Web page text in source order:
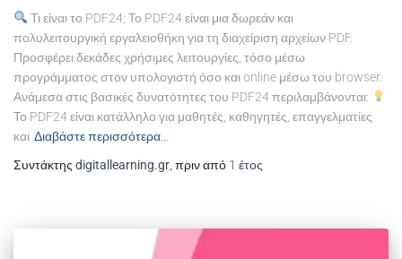
Τι είναι το PDF24; Το PDF24 είναι μια δωρεάν και
πολυλειτουργική εργαλειοθήκη για τη διαχείριση αρχείων PDF.
Προσφέρει δεκάδες χρήσιμες λειτουργίες, τόσο μέσω
προγράμματος στον υπολογιστή όσο και online μέσω του browser.
Ανάμεσα στις βασικές δυνατότητες του PDF24 περιλαμβάνονται:
Το PDF24 είναι κατάλληλο για μαθητές, καθηγητές, επαγγελματίες
και Διαβάστε περισσότερα…
Συντάκτης digitallearning.gr , πριν από 1 έτος